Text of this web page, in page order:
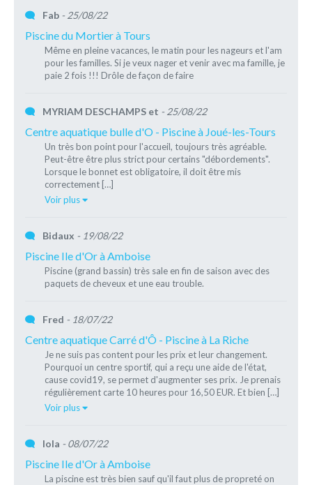
Fab - 25/08/22
Piscine du Mortier à Tours
Même en pleine vacances, le matin pour les nageurs et l'am
pour les familles. Si je veux nager et venir avec ma famille, je
paie 2 fois !!! Drôle de façon de faire
MYRIAM DESCHAMPS et - 25/08/22
Centre aquatique bulle d'O - Piscine à Joué-les-Tours
Un très bon point pour l'accueil, toujours très agréable.
Peut-être être plus strict pour certains "débordements".
Lorsque le bonnet est obligatoire, il doit être mis
correctement […]
Voir plus
Bidaux - 19/08/22
Piscine Ile d'Or à Amboise
Piscine (grand bassin) très sale en fin de saison avec des
paquets de cheveux et une eau trouble.
Fred - 18/07/22
Centre aquatique Carré d'Ô - Piscine à La Riche
Je ne suis pas content pour les prix et leur changement.
Pourquoi un centre sportif, qui a reçu une aide de l'état,
cause covid19, se permet d'augmenter ses prix. Je prenais
régulièrement carte 10 heures pour 16,50 EUR. Et bien […]
Voir plus
lola - 08/07/22
Piscine Ile d'Or à Amboise
La piscine est très bien sauf qu'il faut plus de propreté on